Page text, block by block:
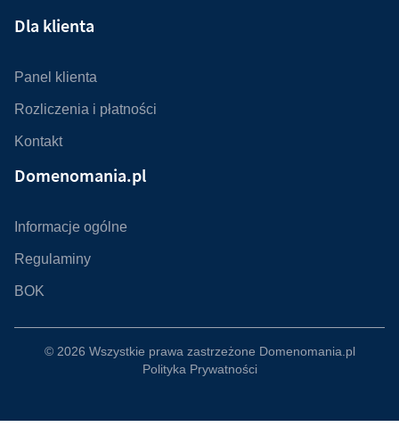
Dla klienta
Panel klienta
Rozliczenia i płatności
Kontakt
Domenomania.pl
Informacje ogólne
Regulaminy
BOK
© 2026 Wszystkie prawa zastrzeżone Domenomania.pl
Polityka Prywatności